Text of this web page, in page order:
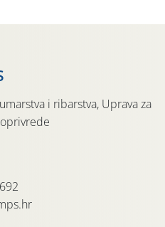
i ribarstva, Uprava za